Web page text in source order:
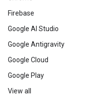
Firebase
Google AI Studio
Google Antigravity
Google Cloud
Google Play
View all